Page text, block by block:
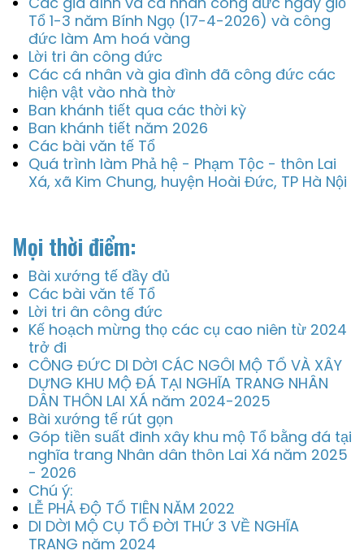
Tổ 1-3 năm Bính Ngọ (17-4-2026) và công
đức làm Am hoá vàng
Lời tri ân công đức
Các cá nhân và gia đình đã công đức các
hiện vật vào nhà thờ
Ban khánh tiết qua các thời kỳ
Ban khánh tiết năm 2026
Các bài văn tế Tổ
Quá trình làm Phả hệ - Phạm Tộc - thôn Lai
Xá, xã Kim Chung, huyện Hoài Đức, TP Hà Nội
Mọi thời điểm:
Bài xướng tế đầy đủ
Các bài văn tế Tổ
Lời tri ân công đức
Kế hoạch mừng thọ các cụ cao niên từ 2024
trở đi
CÔNG ĐỨC DI DỜI CÁC NGÔI MỘ TỔ VÀ XÂY
DỰNG KHU MỘ ĐÁ TẠI NGHĨA TRANG NHÂN
DÂN THÔN LAI XÁ năm 2024-2025
Bài xướng tế rút gọn
Góp tiền suất đinh xây khu mộ Tổ bằng đá tại
nghĩa trang Nhân dân thôn Lai Xá năm 2025
- 2026
Chú ý:
LỄ PHẢ ĐỘ TỔ TIÊN NĂM 2022
DI DỜI MỘ CỤ TỔ ĐỜI THỨ 3 VỀ NGHĨA
TRANG năm 2024